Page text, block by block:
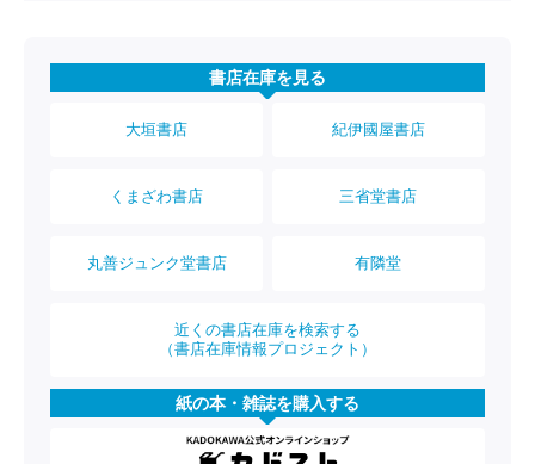
書店在庫を見る
大垣書店 紀伊國屋書店
くまざわ書店 三省堂書店
丸善ジュンク堂書店 有隣堂
近くの書店在庫を検索する
（書店在庫情報プロジェクト）
紙の本・雑誌を購入する